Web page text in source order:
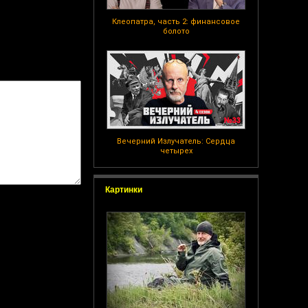
Клеопатра, часть 2: финансовое
болото
Вечерний Излучатель: Сердца
четырех
Картинки